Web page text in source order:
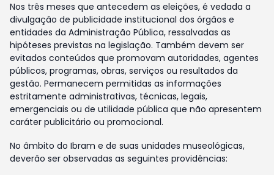
Nos três meses que antecedem as eleições, é vedada a
divulgação de publicidade institucional dos órgãos e
entidades da Administração Pública, ressalvadas as
hipóteses previstas na legislação. Também devem ser
evitados conteúdos que promovam autoridades, agentes
públicos, programas, obras, serviços ou resultados da
gestão. Permanecem permitidas as informações
estritamente administrativas, técnicas, legais,
emergenciais ou de utilidade pública que não apresentem
caráter publicitário ou promocional.
No âmbito do Ibram e de suas unidades museológicas,
deverão ser observadas as seguintes providências: